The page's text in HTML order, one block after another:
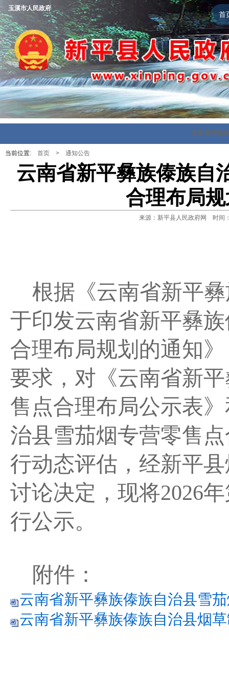
首
玉溪市人民政府
首页 政府信
当前位置: 首页 > 通知公告
云南省新平彝族傣族自
合理布局
来源：新平县人民政府网 时间
根据《云南省新平
于印发云南省新平彝
合理布局规划的通知
要求，对 《云南省新
售点合理布局公示表
治县雪茄烟专营零售
行动态评估， 经新平
讨论决定 ，现将2026
行公示。
附件：
云南省新平彝族傣族自治县雪
云南省新平彝族傣族自治县烟